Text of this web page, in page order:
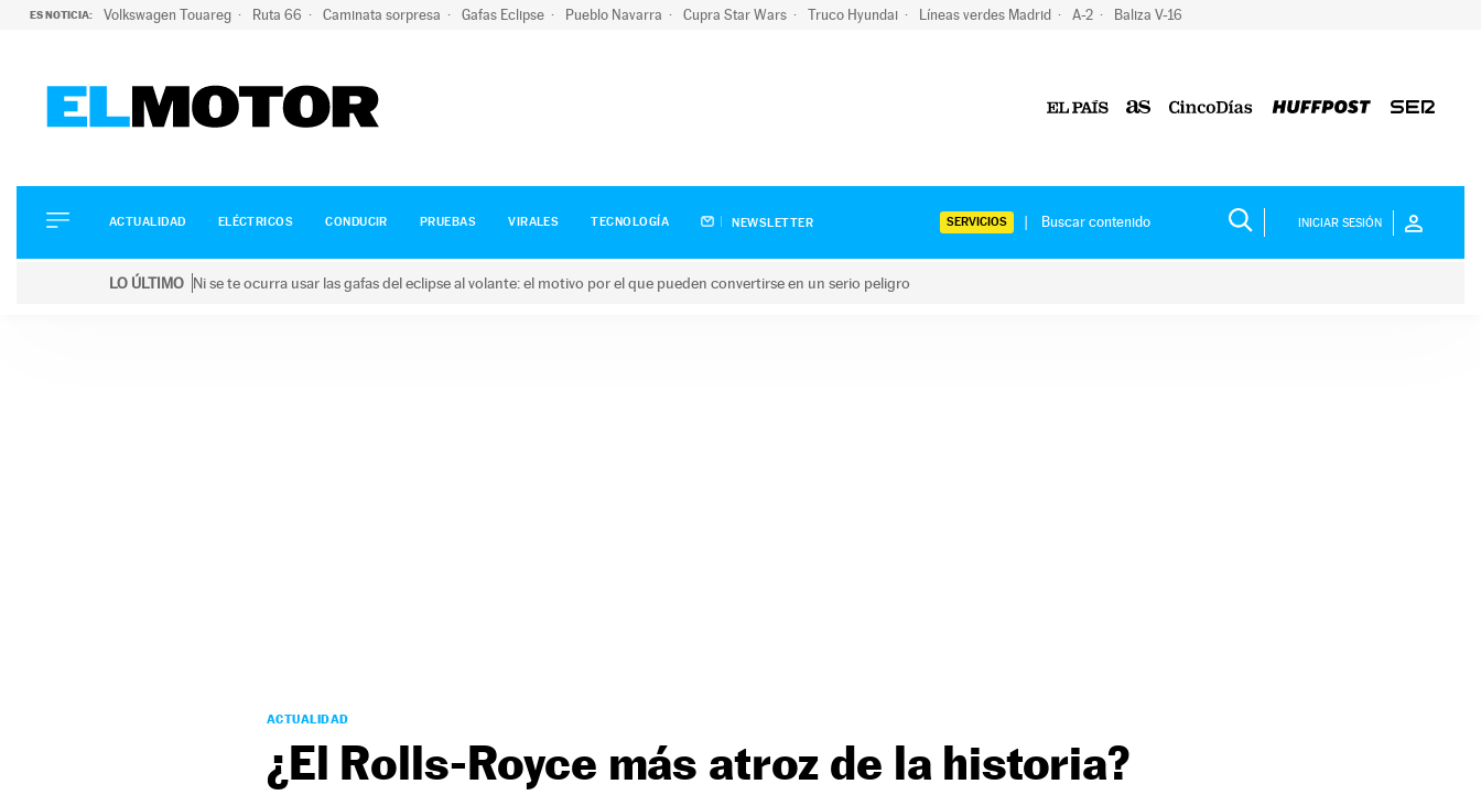
ES NOTICIA: Volkswagen Touareg Ruta 66 Caminata sorpresa Gafas Eclipse Pueblo Navarra Cupra Star Wars Truco Hyundai Líneas verdes Madrid A-2 Baliza V-16
ELÉCTRICOS
CONDUCIR
ACTUALIDAD ELÉCTRICOS CONDUCIR PRUEBAS VIRALES TECNOLOGÍA NEWSLETTER SERVICIOS INICIAR SESIÓN
LO ÚLTIMO Ni se te ocurra usar las gafas del eclipse al volante: el motivo por el que pueden convertirse en un serio peligro
ACTUALIDAD
¿El Rolls-Royce más atroz de la historia?